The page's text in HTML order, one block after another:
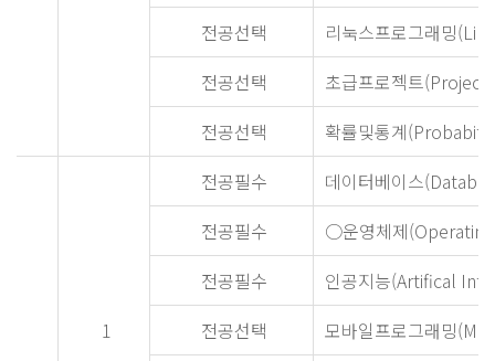
전공선택
리눅스프로그래밍
전공선택
초급프로젝트
전공선택
확률및통계
1
전공필수
데이터베이스
전공필수
○운영체제
전공필수
인공지능(Artifical
전공선택
모바일프로그래밍